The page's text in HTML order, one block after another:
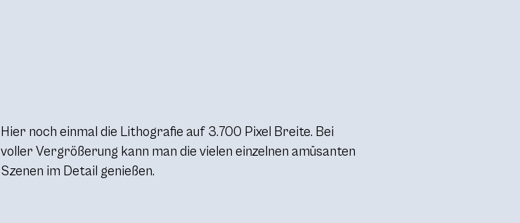
Hier noch einmal die Lithografie auf 3.700 Pixel Breite. Bei
voller Vergrößerung kann man die vielen einzelnen amüsanten
Szenen im Detail genießen.